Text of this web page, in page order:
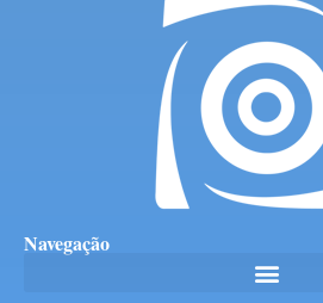
Navegação